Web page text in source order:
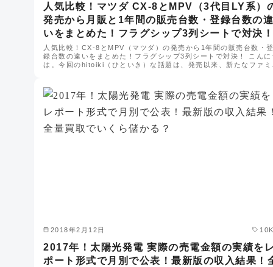
人気比較！マツダ CX-8とMPV（3代目LY系）
発売から月販と1年間の販売台数・登録台数の違
いをまとめた！フラグシップ3列シートで対決！
人気比較！CX-8とMPV（マツダ）の発売から1年間の販売台数・登
録台数の違いをまとめた！フラグシップ3列シートで対決！ こんに
は。今回のhitoiki（ひといき）な話題は、発売以来、新たなファミ
2018年2月12日
2017年！太陽光発電 実際の売電金額の実績をレ
ポート形式で月別で公表！最新版の収入結果！